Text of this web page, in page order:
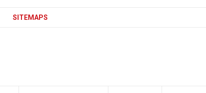
SITEMAPS